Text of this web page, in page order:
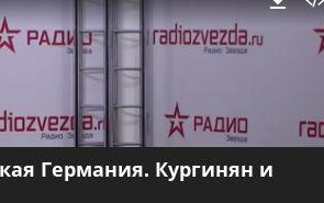
Германия. Кургинян и